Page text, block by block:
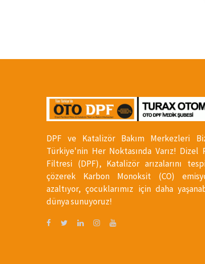
DPF ve Katalizör Bakım Merkezleri
Türkiye'nin Her Noktasında Varız! Dizel
Filtresi (DPF), Katalizör arızalarını
çözerek Karbon Monoksit (CO)
azaltıyor, çocuklarımız için daha
dünya sunuyoruz!